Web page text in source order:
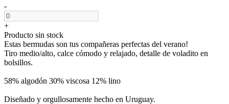
-
+
Producto sin stock
Estas bermudas son tus compañeras perfectas del verano!
Tiro medio/alto, calce cómodo y relajado, detalle de voladito en
bolsillos.
58% algodón 30% viscosa 12% lino
Diseñado y orgullosamente hecho en Uruguay.